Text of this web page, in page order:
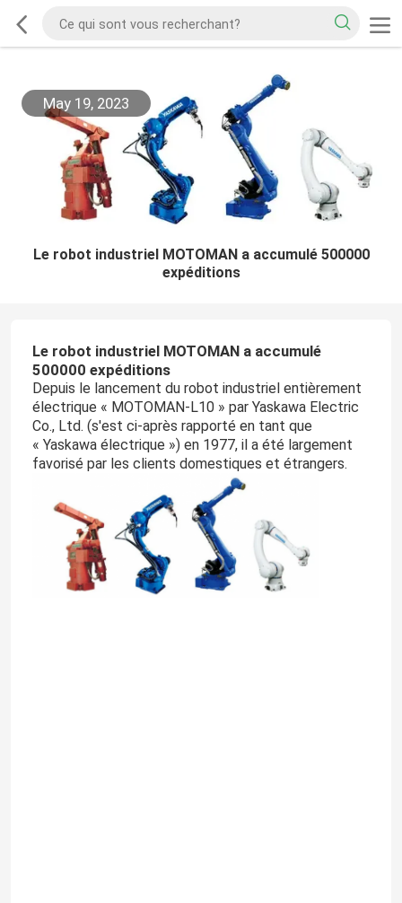
May 19, 2023
Le robot industriel MOTOMAN a accumulé 500000
expéditions
Le robot industriel MOTOMAN a accumulé
500000 expéditions
Depuis le lancement du robot industriel entièrement
électrique « MOTOMAN-L10 » par Yaskawa Electric
Co., Ltd. (s'est ci-après rapporté en tant que
« Yaskawa électrique ») en 1977, il a été largement
favorisé par les clients domestiques et étrangers.